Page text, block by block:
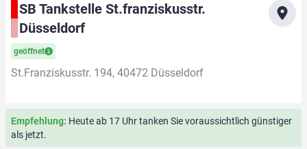
SB Tankstelle St.franziskusstr.
Düsseldorf
geöffnet
St.Franziskusstr. 194, 40472 Düsseldorf
Empfehlung: Heute ab 17 Uhr tanken Sie voraussichtlich günstiger
als jetzt.